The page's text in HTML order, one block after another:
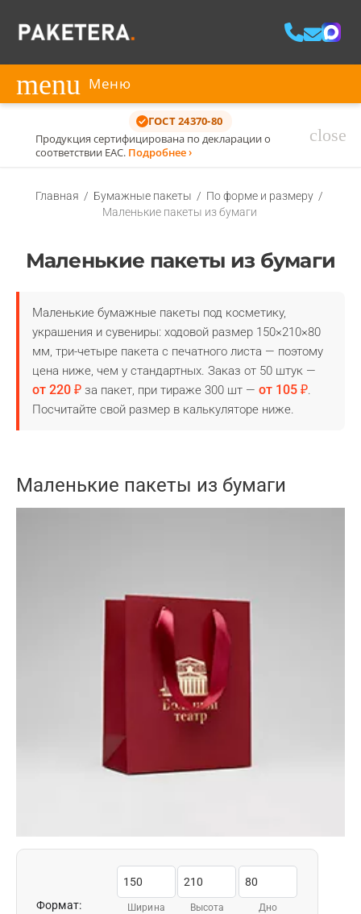
menu Меню
ГОСТ 24370-80
Продукция сертифицирована по декларации о
соответствии ЕАС. Подробнее ›
close
Главная / Бумажные пакеты / По форме и размеру /
Маленькие пакеты из бумаги
Маленькие пакеты из бумаги
Маленькие бумажные пакеты под косметику,
украшения и сувениры: ходовой размер 150×210×80
мм, три-четыре пакета с печатного листа — поэтому
цена ниже, чем у стандартных. Заказ от 50 штук —
от 220 ₽ за пакет, при тираже 300 шт — от 105 ₽
Посчитайте свой размер в калькуляторе ниже.
Маленькие пакеты из бумаги
Формат: Ширина Высота
Дно